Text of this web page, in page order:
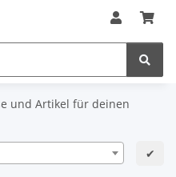
und Artikel für deinen
✔